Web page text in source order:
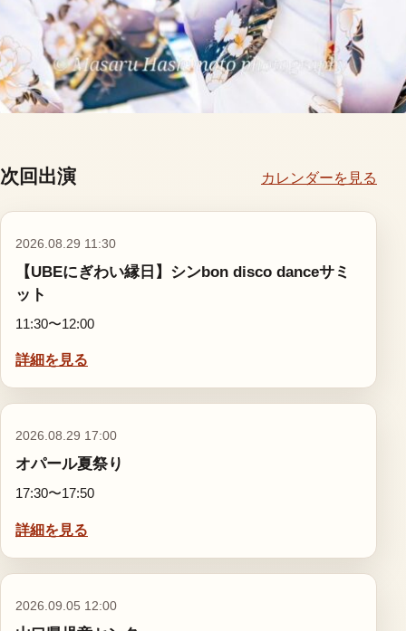
次回出演 カレンダーを見る
2026.08.29 11:30
【UBEにぎわい縁日】シンbon disco danceサミ
ット
11:30〜12:00
詳細を見る
2026.08.29 17:00
オパール夏祭り
17:30〜17:50
詳細を見る
2026.09.05 12:00